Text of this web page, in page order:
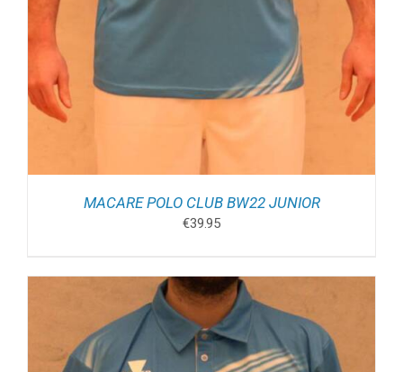
MACARE POLO CLUB BW22 JUNIOR
€39.95